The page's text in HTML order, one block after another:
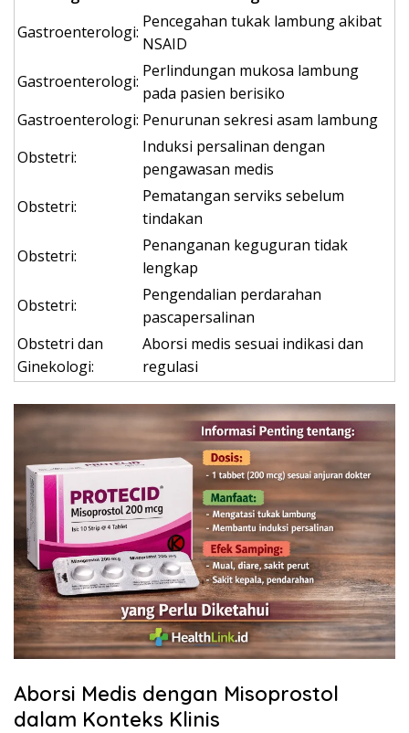
Gastroenterologi:
Pencegahan tukak lambung akibat
NSAID
Gastroenterologi:
Perlindungan mukosa lambung
pada pasien berisiko
Gastroenterologi: Penurunan sekresi asam lambung
Obstetri:
Induksi persalinan dengan
pengawasan medis
Obstetri:
Pematangan serviks sebelum
tindakan
Obstetri:
Penanganan keguguran tidak
lengkap
Obstetri:
Pengendalian perdarahan
pascapersalinan
Obstetri dan
Ginekologi:
Aborsi medis sesuai indikasi dan
regulasi
Aborsi Medis dengan Misoprostol
dalam Konteks Klinis